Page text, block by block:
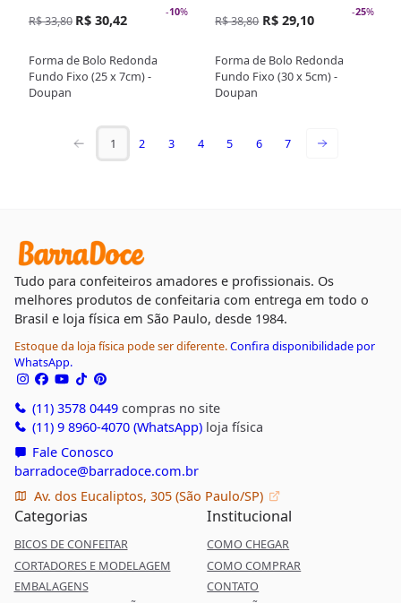
-10%
R$ 33,80 R$ 30,42
Forma de Bolo Redonda
Fundo Fixo (25 x 7cm) -
Doupan
-25%
R$ 38,80 R$ 29,10
Forma de Bolo Redonda
Fundo Fixo (30 x 5cm) -
Doupan
1 2 3 4 5 6 7
Tudo para confeiteiros amadores e profissionais. Os
melhores produtos de confeitaria com entrega em todo o
Brasil e loja física em São Paulo, desde 1984.
Estoque da loja física pode ser diferente.Confira disponibilidade por
WhatsApp.
(11) 3578 0449compras no site
(11) 9 8960-4070 (WhatsApp)loja física
Fale Conosco
barradoce@barradoce.com.br
Av. dos Eucaliptos, 305 (São Paulo/SP)
Categorias
BICOS DE CONFEITAR
CORTADORES E MODELAGEM
EMBALAGENS
Institucional
COMO CHEGAR
COMO COMPRAR
CONTATO